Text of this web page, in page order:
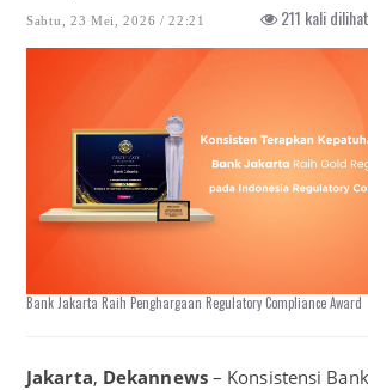
Sabtu, 23 Mei, 2026 / 22:21 211 kali dilihat
Bank Jakarta Raih Penghargaan Regulatory Compliance Award
Jakarta, Dekannews– Konsistensi